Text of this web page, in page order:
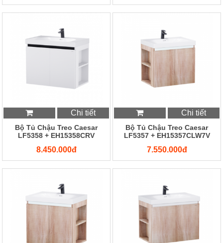
Chi tiết
Bộ Tủ Chậu Treo Caesar
LF5358 + EH15358CRV
8.450.000đ
Chi tiết
Bộ Tủ Chậu Treo Caesar
LF5357 + EH15357CLW7V
7.550.000đ